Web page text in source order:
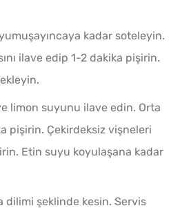
kadar soteleyin.
ilave edip 1-2 dakika pişirin.
limon suyunu ilave edin. Orta
pişirin. Çekirdeksiz vişneleri
Etin suyu koyulaşana kadar
dilimi şeklinde kesin. Servis